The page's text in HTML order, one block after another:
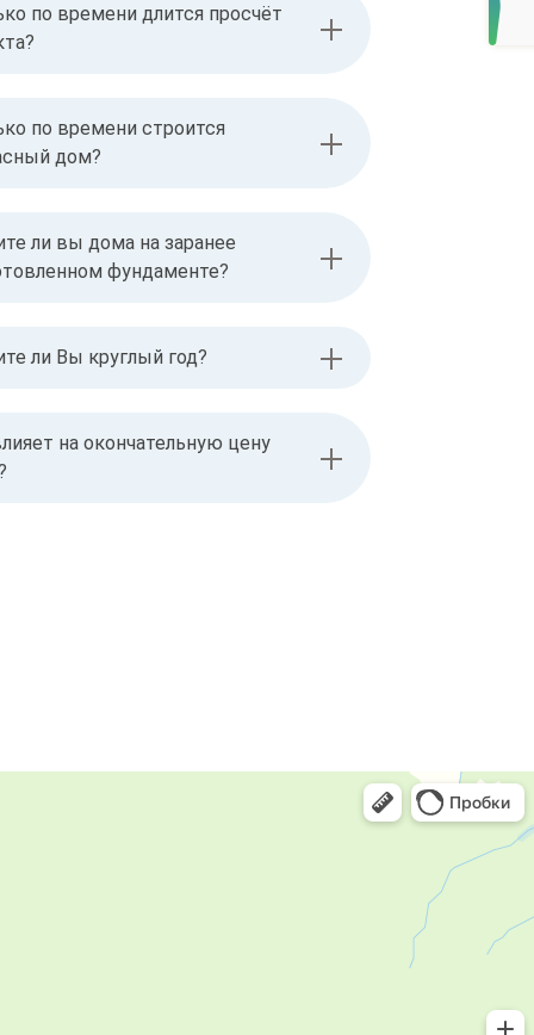
по времени длится просчёт
по времени строится
дом?
ли вы дома на заранее
фундаменте?
ли Вы круглый год?
на окончательную цену